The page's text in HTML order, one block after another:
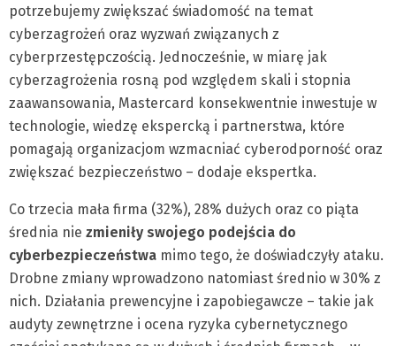
potrzebujemy zwiększać świadomość na temat
cyberzagrożeń oraz wyzwań związanych z
cyberprzestępczością. Jednocześnie, w miarę jak
cyberzagrożenia rosną pod względem skali i stopnia
zaawansowania, Mastercard konsekwentnie inwestuje w
technologie, wiedzę ekspercką i partnerstwa, które
pomagają organizacjom wzmacniać cyberodporność oraz
zwiększać bezpieczeństwo – dodaje ekspertka.
Co trzecia mała firma (32%), 28% dużych oraz co piąta
średnia nie zmieniły swojego podejścia do
cyberbezpieczeństwa mimo tego, że doświadczyły ataku.
Drobne zmiany wprowadzono natomiast średnio w 30% z
nich. Działania prewencyjne i zapobiegawcze – takie jak
audyty zewnętrzne i ocena ryzyka cybernetycznego